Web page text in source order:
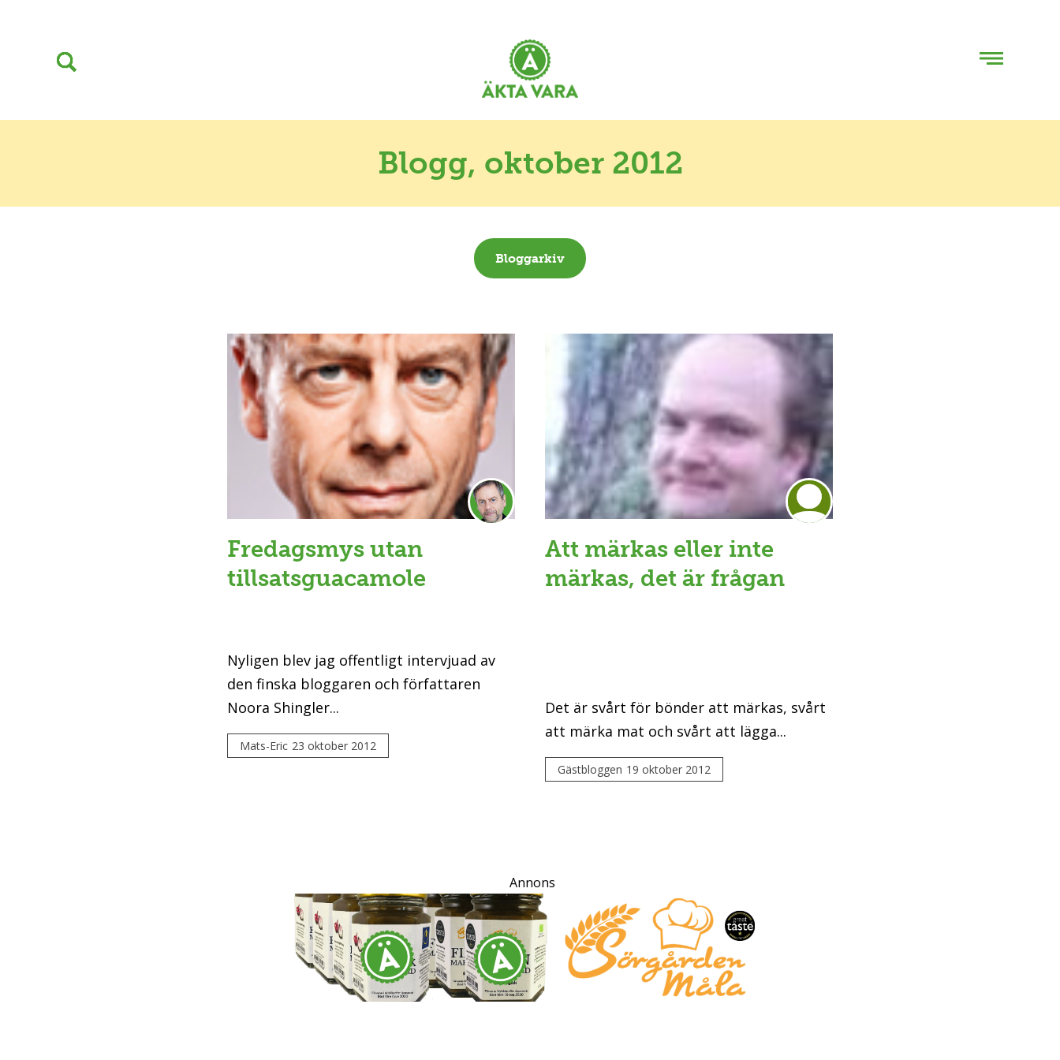
Blogg, oktober 2012
Bloggarkiv
Fredagsmys utan
tillsatsguacamole
Nyligen blev jag offentligt intervjuad av
den finska bloggaren och författaren
Noora Shingler...
Mats-Eric 23 oktober 2012
Att märkas eller inte
märkas, det är frågan
Det är svårt för bönder att märkas, svårt
att märka mat och svårt att lägga...
Gästbloggen 19 oktober 2012
Annons